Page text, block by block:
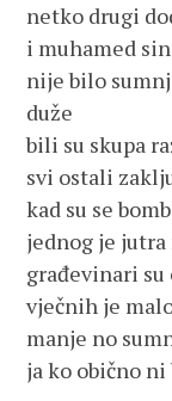
netko drugi
i muhamed
nije bilo
duže
bili su skupa
svi ostali
kad su se
jednog je
građevinari
vječnih je
manje no
ja ko obično